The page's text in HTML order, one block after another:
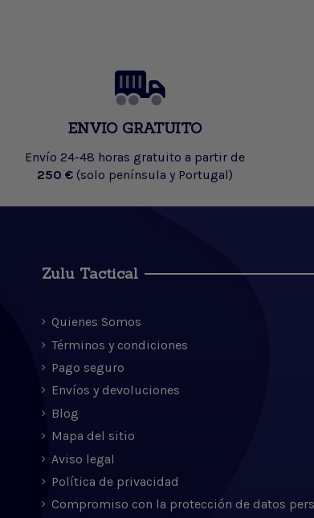
ENVIO GRATUITO
Envío 24-48 horas gratuito a partir de
250 € (solo península y Portugal)
Zulu Tactical
Quienes Somos
Términos y condiciones
Pago seguro
Envíos y devoluciones
Blog
Mapa del sitio
Aviso legal
Política de privacidad
Compromiso con la protección de datos